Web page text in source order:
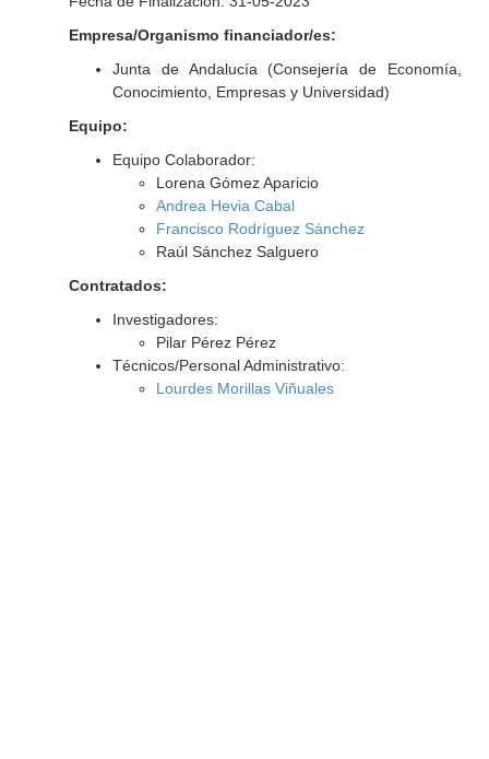
Empresa/Organismo financiador/es:
Junta de Andalucía (Consejería de Economía,
Conocimiento, Empresas y Universidad)
Equipo:
Equipo Colaborador:
Lorena Gómez Aparicio
Andrea Hevia Cabal
Francisco Rodríguez Sánchez
Raúl Sánchez Salguero
Contratados:
Investigadores:
Pilar Pérez Pérez
Técnicos/Personal Administrativo:
Lourdes Morillas Viñuales